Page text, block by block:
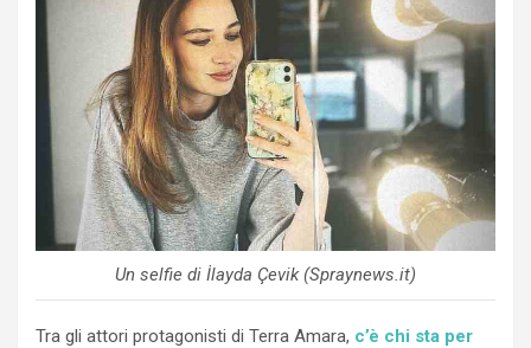
Un selfie di İlayda Çevik (Spraynews.it)
Tra gli attori protagonisti di Terra Amara, c’è chi sta per